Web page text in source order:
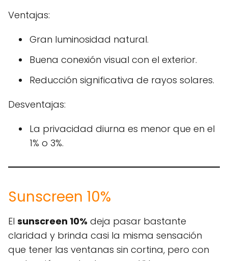
Ventajas:
Gran luminosidad natural.
Buena conexión visual con el exterior.
Reducción significativa de rayos solares.
Desventajas:
La privacidad diurna es menor que en el
1% o 3%.
Sunscreen 10%
El sunscreen 10% deja pasar bastante
claridad y brinda casi la misma sensación
que tener las ventanas sin cortina, pero con